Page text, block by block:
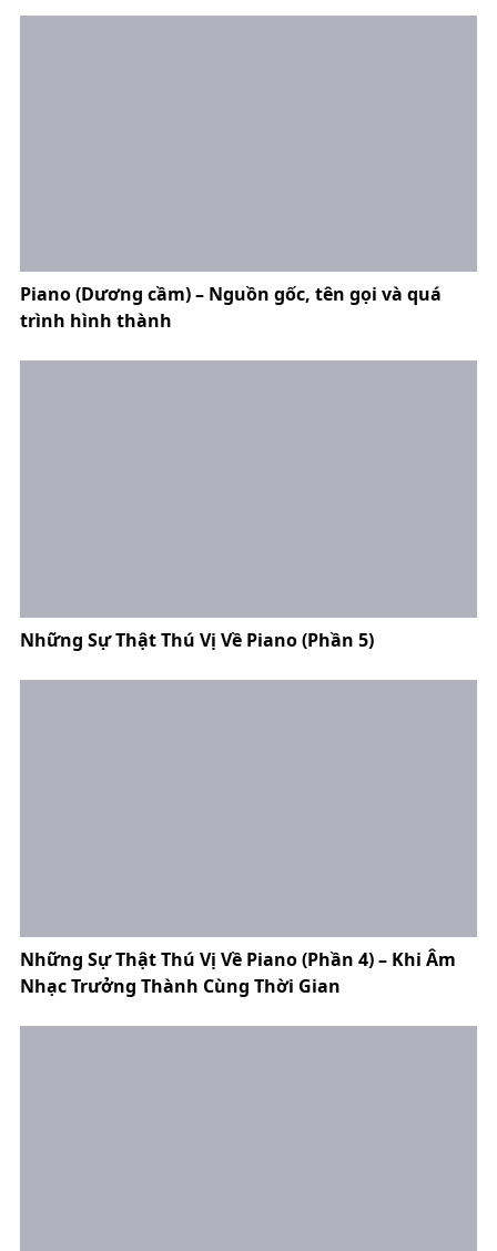
Piano (Dương cầm) – Nguồn gốc, tên gọi và quá
trình hình thành
Những Sự Thật Thú Vị Về Piano (Phần 5)
Những Sự Thật Thú Vị Về Piano (Phần 4) – Khi Âm
Nhạc Trưởng Thành Cùng Thời Gian